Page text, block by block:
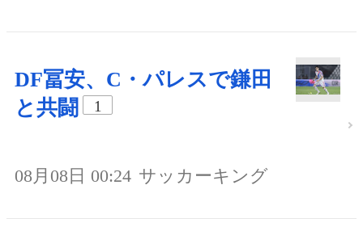
DF冨安、C・パレスで鎌田
と共闘
1
08月08日 00:24 サッカーキング